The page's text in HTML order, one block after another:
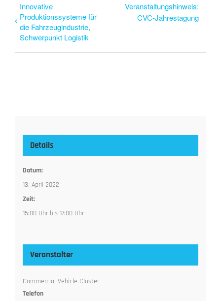
Innovative
Produktionssysteme für
die Fahrzeugindustrie,
Schwerpunkt Logistik
Veranstaltungshinweis:
CVC-Jahrestagung
Details
Datum:
13. April 2022
Zeit:
15:00 Uhr bis 17:00 Uhr
Veranstalter
Commercial Vehicle Cluster
Telefon